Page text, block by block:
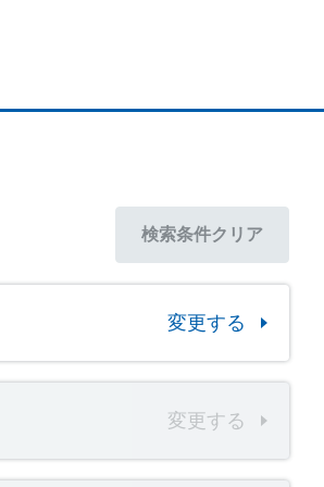
検索条件クリア
変更する
変更する